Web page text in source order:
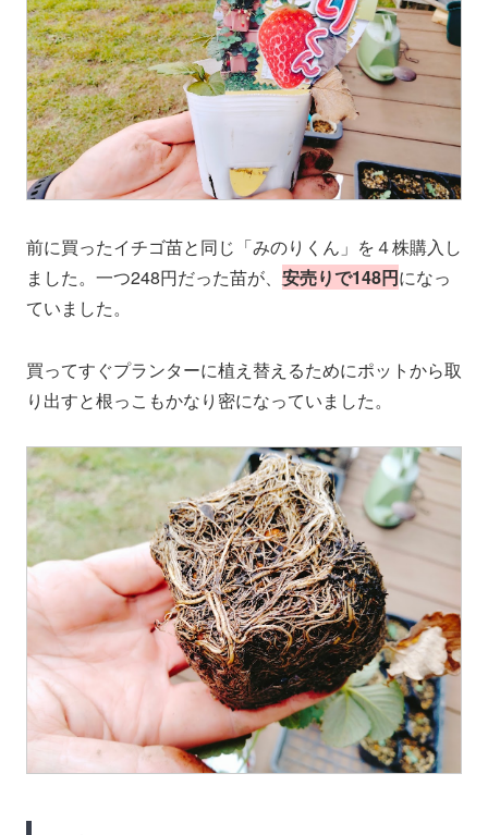
前に買ったイチゴ苗と同じ「みのりくん」を４株購入し
ました。一つ248円だった苗が、 安売りで148円になっ
ていました。
買ってすぐプランターに植え替えるためにポットから取
り出すと根っこもかなり密になっていました。